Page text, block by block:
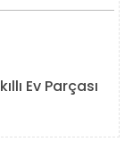
Ev Parçası